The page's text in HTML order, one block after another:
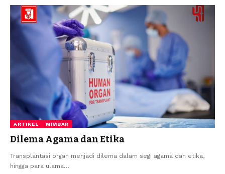
ARTIKEL MIMBAR
Dilema Agama dan Etika
Transplantasi organ menjadi dilema dalam segi agama dan etika,
hingga para ulama…